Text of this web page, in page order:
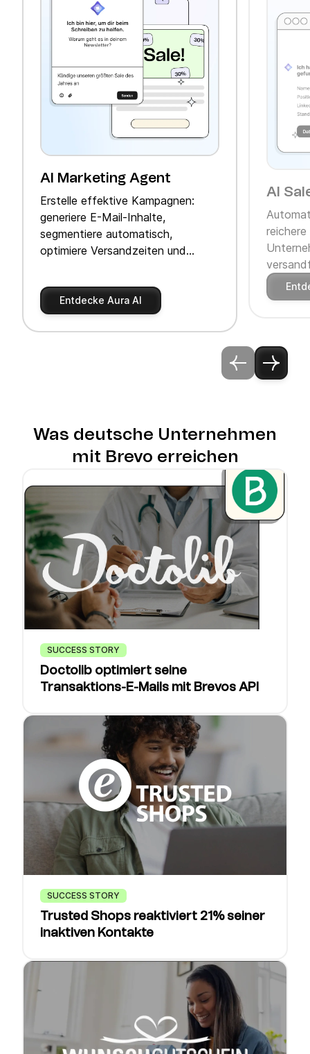
AI Marketing Agent
Erstelle effektive Kampagnen:
generiere E-Mail-Inhalte,
segmentiere automatisch,
optimiere Versandzeiten und
Produktempfehlungen. Alles
mühelos.
Entdecke Aura AI
AI
halte
Was deutsche Unternehmen
mit Brevo erreichen
SUCCESS STORY
Doctolib optimiert seine
Transaktions-E-Mails mit Brevos API
SUCCESS STORY
Trusted Shops reaktiviert 21% seiner
inaktiven Kontakte